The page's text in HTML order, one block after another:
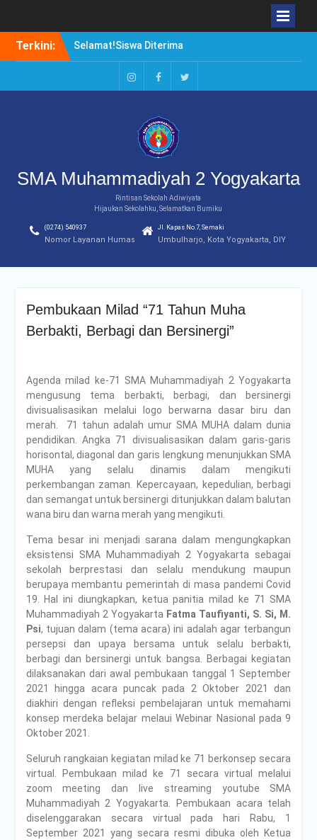
Terkini:
Selamat!Siswa Diterima
PTN Jalur SBMPTN 2020
Borong Prestasi. Agung
Setiwan, Kuliah di Luar
Negeri atau di Dalam
Duduki Peringkat Pertama
Rangking Pararel IPA
InstagramFacebookTwitter
SMA Muhammadiyah 2 Yogyakarta
Rintisan Sekolah Adiwiyata
Hijaukan Sekolahku, Selamatkan Bumiku
(0274) 540937
Nomor Layanan Humas
Jl. Kapas No.7, Semaki
Umbulharjo, Kota Yogyakarta, DIY
Pembukaan Milad “71 Tahun Muha
Berbakti, Berbagi dan Bersinergi”
Agenda milad ke-71 SMA Muhammadiyah 2 Yogyakarta
mengusung tema berbakti, berbagi, dan bersinergi
divisualisasikan melalui logo berwarna dasar biru dan
merah. 71 tahun adalah umur SMA MUHA dalam dunia
pendidikan. Angka 71 divisualisasikan dalam garis-garis
horisontal, diagonal dan garis lengkung menunjukkan SMA
MUHA yang selalu dinamis dalam mengikuti
perkembangan zaman. Kepercayaan, kepedulian, berbagi
dan semangat untuk bersinergi ditunjukkan dalam balutan
wana biru dan warna merah yang mengikuti.
Tema besar ini menjadi sarana dalam mengungkapkan
eksistensi SMA Muhammadiyah 2 Yogyakarta sebagai
sekolah berprestasi dan selalu mendukung maupun
berupaya membantu pemerintah di masa pandemi Covid
19. Hal ini diungkapkan, ketua panitia milad ke 71 SMA
Muhammadiyah 2 Yogyakarta Fatma Taufiyanti, S. Si, M.
Psi, tujuan dalam (tema acara) ini adalah agar terbangun
persepsi dan upaya bersama untuk selalu berbakti,
berbagi dan bersinergi untuk bangsa. Berbagai kegiatan
dilaksanakan dari awal pembukaan tanggal 1 September
2021 hingga acara puncak pada 2 Oktober 2021 dan
diakhiri dengan refleksi pembelajaran untuk memahami
konsep merdeka belajar melaui Webinar Nasional pada 9
Oktober 2021.
Seluruh rangkaian kegiatan milad ke 71 berkonsep secara
virtual. Pembukaan milad ke 71 secara virtual melalui
zoom meeting dan live streaming youtube SMA
Muhammadiyah 2 Yogyakarta. Pembukaan acara telah
diselenggarakan secara virtual pada hari Rabu, 1
September 2021 yang secara resmi dibuka oleh Ketua